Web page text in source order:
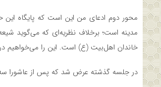
محور دوم ادعای من این است که پایگاه این
مدینه است؛ برخلاف نظریه‌ای که می‌گوید شیعه
خاندان اهل‌بیت (ع) است. این را می‌خواهیم
در جلسه گذشته عرض شد که پس از عاشورا